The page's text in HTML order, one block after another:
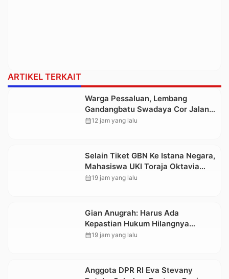
ARTIKEL TERKAIT
Warga Pessaluan, Lembang
Gandangbatu Swadaya Cor Jalan
Kabupaten
calendar_month12 jam yang lalu
Selain Tiket GBN Ke Istana Negara,
Mahasiswa UKI Toraja Oktavia
juga Lolos ke Pekan Seni
calendar_month19 jam yang lalu
Gian Anugrah: Harus Ada
Kepastian Hukum Hilangnya
Stoner, Agar Keluarga tidak Larut
calendar_month19 jam yang lalu
Anggota DPR RI Eva Stevany